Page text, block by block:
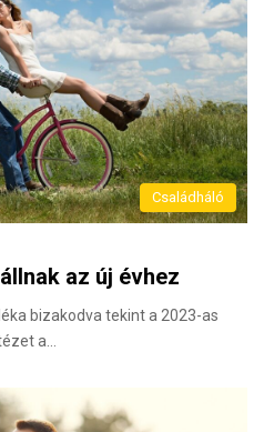
Családháló
az új évhez
bizakodva tekint a 2023-as
a…